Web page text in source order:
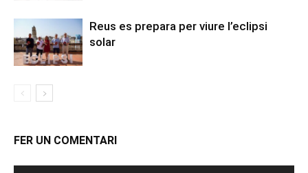
Reus es prepara per viure l’eclipsi
solar
FER UN COMENTARI